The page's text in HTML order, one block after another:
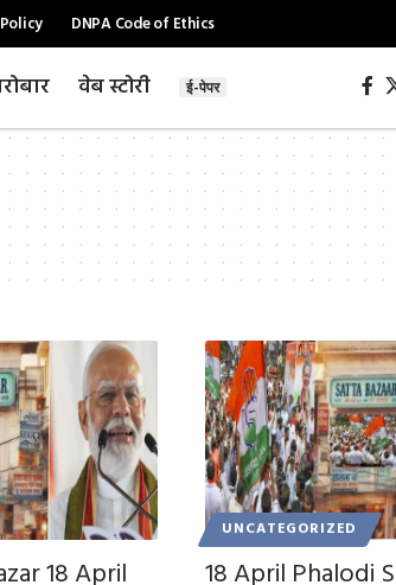
DNPA Code of Ethics
वेब स्टोरी ई-पेपर
18 April
UNCATEGORIZED
18 April Phalodi